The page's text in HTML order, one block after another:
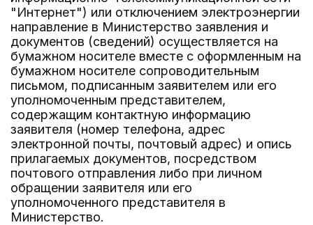
"Интернет") или отключением электроэнергии
направление в Министерство заявления и
документов (сведений) осуществляется на
бумажном носителе вместе с оформленным на
бумажном носителе сопроводительным
письмом, подписанным заявителем или его
уполномоченным представителем,
содержащим контактную информацию
заявителя (номер телефона, адрес
электронной почты, почтовый адрес) и опись
прилагаемых документов, посредством
почтового отправления либо при личном
обращении заявителя или его
уполномоченного представителя в
Министерство.